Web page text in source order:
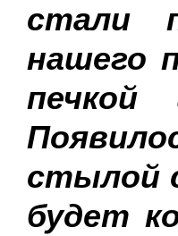
стали
нашего
стылой
будет